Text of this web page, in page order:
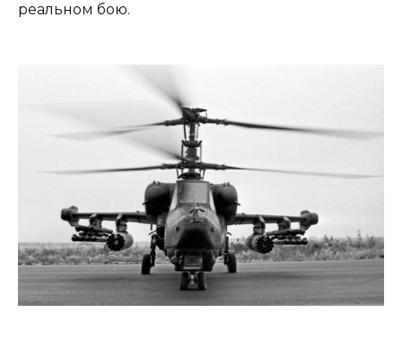
реальном бою.